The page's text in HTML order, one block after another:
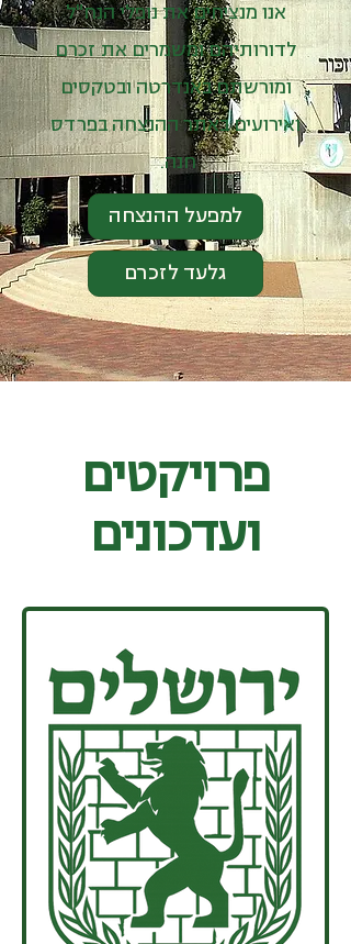
אנו מנציחים את נופלי הנח"ל
לדורותיהם ומשמרים את זכרם
ומורשתם באנדרטה ובטקסים
ואירועים באתר ההנצחה בפרדס
חנה.
למפעל ההנצחה
גלעד לזכרם
פרויקטים
ועדכונים